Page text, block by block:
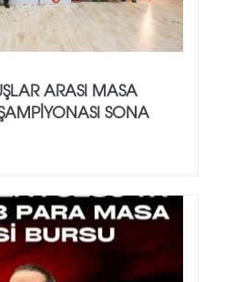
ARASI MASA
ŞAMPIYONASI SONA